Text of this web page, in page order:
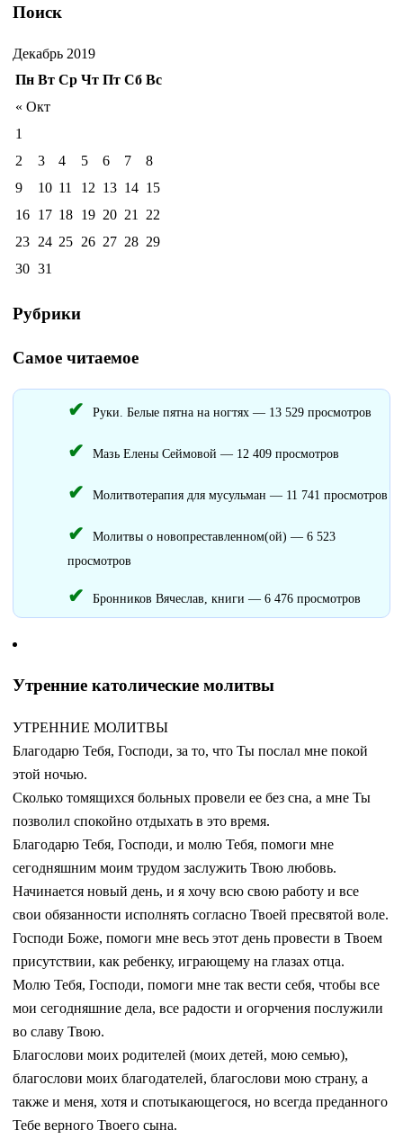
Поиск
Декабрь 2019
Пн Вт Ср Чт Пт Сб Вс
« Окт
1
2
3 4 5 6 7
8
9
10 11 12 13 14 15
16 17 18 19 20 21 22
23 24 25 26 27 28 29
30 31
Рубрики
Самое читаемое
Руки. Белые пятна на ногтях — 13 529 просмотров
Мазь Елены Сеймовой — 12 409 просмотров
Молитвотерапия для мусульман — 11 741 просмотров
Молитвы о новопреставленном(ой) — 6 523
просмотров
Бронников Вячеслав, книги — 6 476 просмотров
Утренние католические молитвы
УТРЕННИЕ МОЛИТВЫ
Благодарю Тебя, Господи, за то, что Ты послал мне покой
этой ночью.
Сколько томящихся больных провели ее без сна, а мне Ты
позволил спокойно отдыхать в это время.
Благодарю Тебя, Господи, и молю Тебя, помоги мне
сегодняшним моим трудом заслужить Твою любовь.
Начинается новый день, и я хочу всю свою работу и все
свои обязанности исполнять согласно Твоей пресвятой воле.
Господи Боже, помоги мне весь этот день провести в Твоем
присутствии, как ребенку, играющему на глазах отца.
Молю Тебя, Господи, помоги мне так вести себя, чтобы все
мои сегодняшние дела, все радости и огорчения послужили
во славу Твою.
Благослови моих родителей (моих детей, мою семью),
благослови моих благодателей, благослови мою страну, а
также и меня, хотя и спотыкающегося, но всегда преданного
Тебе верного Твоего сына.